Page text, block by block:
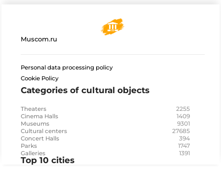
Muscom.ru
Personal data processing policy
Cookie Policy
Categories of cultural objects
Theaters 2255
Cinema Halls 1409
Museums 9301
Cultural centers 27685
Concert Halls 394
Parks 1747
Galleries 1391
Top 10 cities